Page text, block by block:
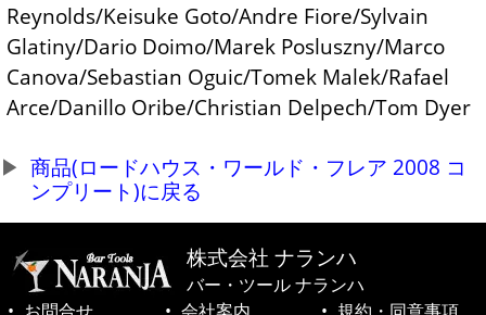
Reynolds/Keisuke Goto/Andre Fiore/Sylvain
Glatiny/Dario Doimo/Marek Posluszny/Marco
Canova/Sebastian Oguic/Tomek Malek/Rafael
Arce/Danillo Oribe/Christian Delpech/Tom Dyer
商品(ロードハウス・ワールド・フレア 2008 コ
ンプリート)に戻る
株式会社 ナランハ
バー・ツール ナランハ